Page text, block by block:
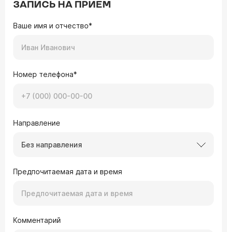
ЗАПИСЬ НА ПРИЕМ
Ваше имя и отчество*
Номер телефона*
Направление
Без направления
Предпочитаемая дата и время
Комментарий